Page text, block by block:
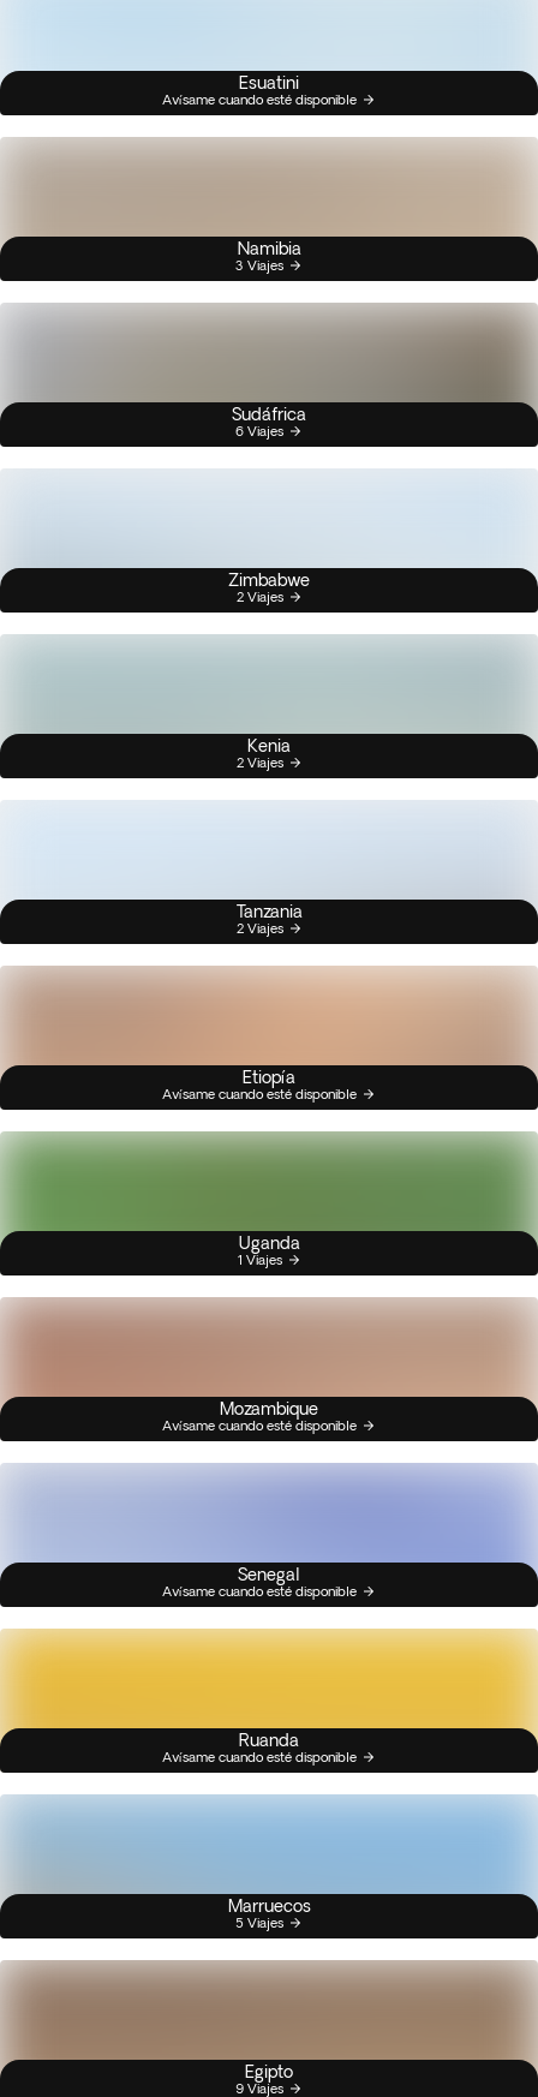
Esuatini
Avísame cuando esté disponible
Namibia
3 Viajes
Sudáfrica
6 Viajes
Zimbabwe
2 Viajes
Kenia
2 Viajes
Tanzania
2 Viajes
Etiopía
Avísame cuando esté disponible
Uganda
1 Viajes
Mozambique
Avísame cuando esté disponible
Senegal
Avísame cuando esté disponible
Ruanda
Avísame cuando esté disponible
Marruecos
5 Viajes
Egipto
9 Viajes